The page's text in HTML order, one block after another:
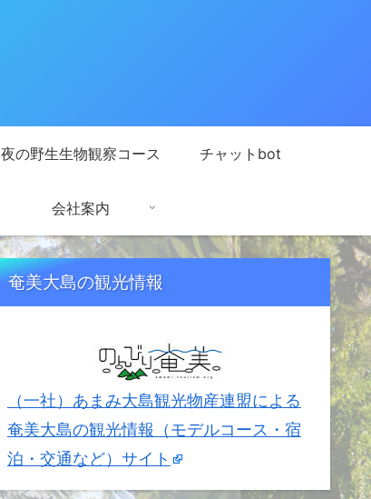
夜の野生生物観察コース チャットbot
会社案内
奄美大島の観光情報
（一社）あまみ大島観光物産連盟による
奄美大島の観光情報（モデルコース・宿
泊・交通など）サイト